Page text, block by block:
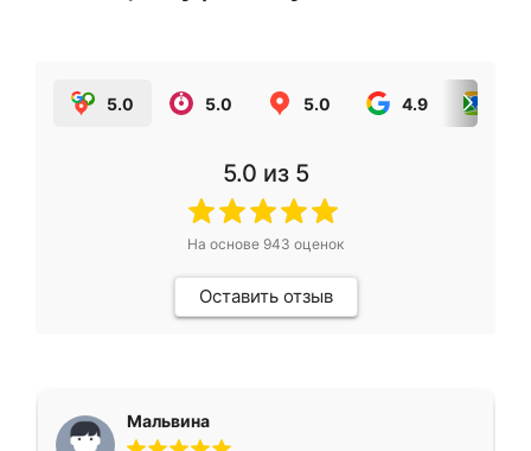
5.0 5.0 5.0 4.9
5.0 из 5
На основе 943 оценок
Оставить отзыв
Мальвина